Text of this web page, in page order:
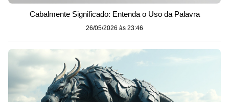
Cabalmente Significado: Entenda o Uso da Palavra
26/05/2026 às 23:46